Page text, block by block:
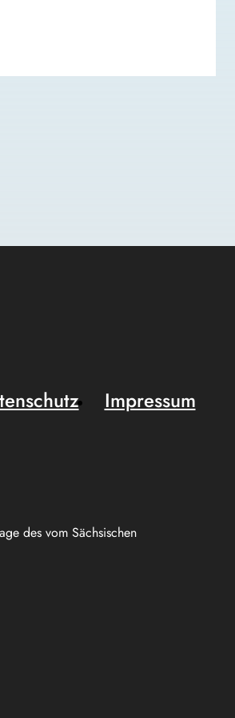
des vom Sächsischen
Impressum